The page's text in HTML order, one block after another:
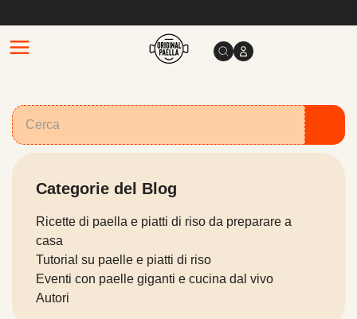
Categorie del Blog
Ricette di paella e piatti di riso da preparare a
casa
Tutorial su paelle e piatti di riso
Eventi con paelle giganti e cucina dal vivo
Autori